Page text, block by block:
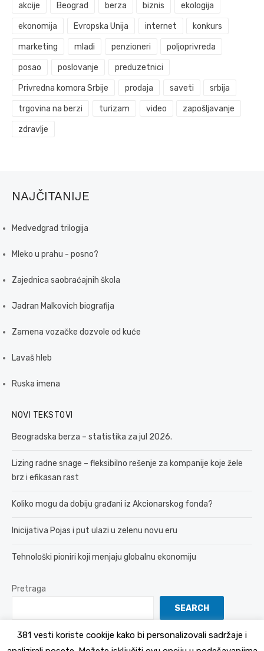
akcije Beograd berza biznis ekologija
ekonomija Evropska Unija internet konkurs
marketing mladi penzioneri poljoprivreda
posao poslovanje preduzetnici
Privredna komora Srbije prodaja saveti srbija
trgovina na berzi turizam video zapošljavanje
zdravlje
NAJČITANIJE
Medvedgrad trilogija
Mleko u prahu - posno?
Zajednica saobraćajnih škola
Jadran Malkovich biografija
Zamena vozačke dozvole od kuće
Lavaš hleb
Ruska imena
NOVI TEKSTOVI
Beogradska berza – statistika za jul 2026.
Lizing radne snage – fleksibilno rešenje za kompanije koje žele
brz i efikasan rast
Koliko mogu da dobiju građani iz Akcionarskog fonda?
Inicijativa Pojas i put ulazi u zelenu novu eru
Tehnološki pioniri koji menjaju globalnu ekonomiju
Pretraga
SEARCH
381 vesti koriste cookije kako bi personalizovali sadržaje i